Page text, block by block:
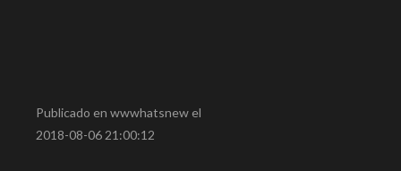
Publicado en wwwhatsnew el
2018-08-06 21:00:12